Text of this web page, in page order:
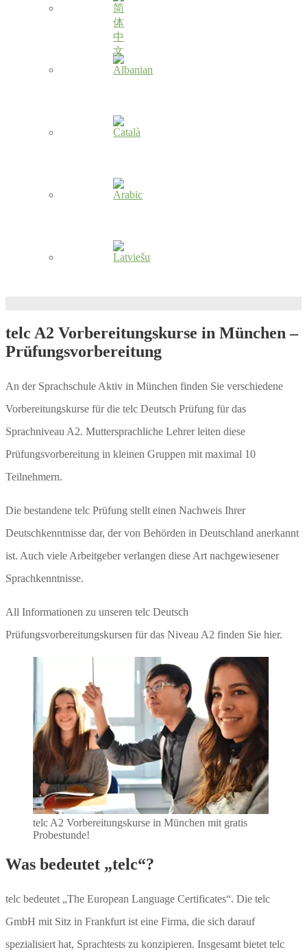
telc A2 Vorbereitungskurse in München –
Prüfungsvorbereitung
An der Sprachschule Aktiv in München finden Sie verschiedene
Vorbereitungskurse für die telc Deutsch Prüfung für das
Sprachniveau A2. Muttersprachliche Lehrer leiten diese
Prüfungsvorbereitung in kleinen Gruppen mit maximal 10
Teilnehmern.
Die bestandene telc Prüfung stellt einen Nachweis Ihrer
Deutschkenntnisse dar, der von Behörden in Deutschland anerkannt
ist. Auch viele Arbeitgeber verlangen diese Art nachgewiesener
Sprachkenntnisse.
All Informationen zu unseren telc Deutsch
Prüfungsvorbereitungskursen für das Niveau A2 finden Sie hier.
telc A2 Vorbereitungskurse in München mit gratis
Probestunde!
Was bedeutet „telc“?
telc bedeutet „The European Language Certificates“. Die telc
GmbH mit Sitz in Frankfurt ist eine Firma, die sich darauf
spezialisiert hat, Sprachtests zu konzipieren. Insgesamt bietet telc